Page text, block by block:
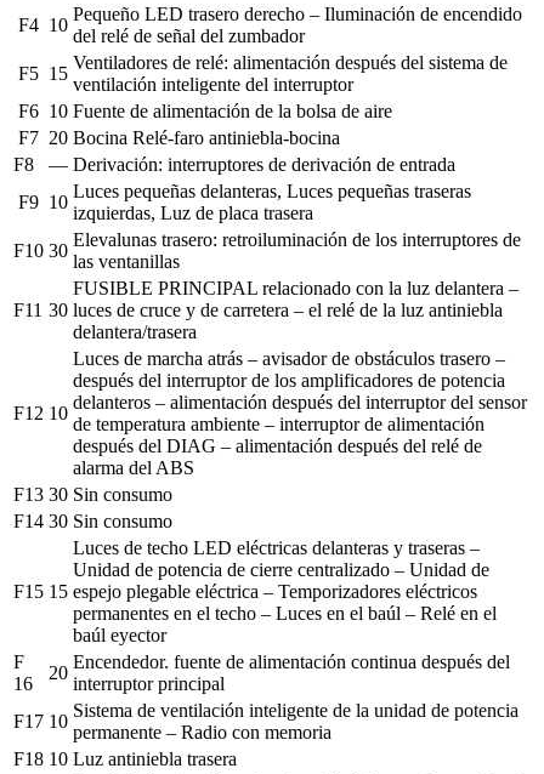
F4 10
Pequeño LED trasero derecho – Iluminación de encendido
del relé de señal del zumbador
F5 15
Ventiladores de relé: alimentación después del sistema de
ventilación inteligente del interruptor
F6 10 Fuente de alimentación de la bolsa de aire
F7 20 Bocina Relé-faro antiniebla-bocina
F8
— Derivación: interruptores de derivación de entrada
F9 10
Luces pequeñas delanteras, Luces pequeñas traseras
izquierdas, Luz de placa trasera
F10 30
Elevalunas trasero: retroiluminación de los interruptores de
las ventanillas
F11 30
FUSIBLE PRINCIPAL relacionado con la luz delantera –
luces de cruce y de carretera – el relé de la luz antiniebla
delantera/trasera
F12 10
Luces de marcha atrás – avisador de obstáculos trasero –
después del interruptor de los amplificadores de potencia
delanteros – alimentación después del interruptor del sensor
de temperatura ambiente – interruptor de alimentación
después del DIAG – alimentación después del relé de
alarma del ABS
F13 30 Sin consumo
F14 30 Sin consumo
F15 15
Luces de techo LED eléctricas delanteras y traseras –
Unidad de potencia de cierre centralizado – Unidad de
espejo plegable eléctrica – Temporizadores eléctricos
permanentes en el techo – Luces en el baúl – Relé en el
baúl eyector
F
16
20
Encendedor. fuente de alimentación continua después del
interruptor principal
F17 10
Sistema de ventilación inteligente de la unidad de potencia
permanente – Radio con memoria
F18 10 Luz antiniebla trasera